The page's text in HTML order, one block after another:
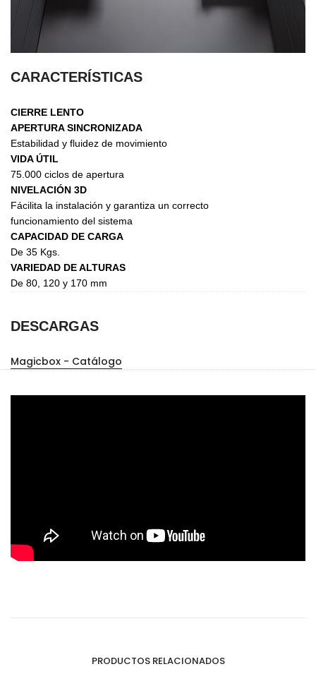
CARACTERÍSTICAS
CIERRE LENTO
APERTURA SINCRONIZADA
Estabilidad y fluidez de movimiento
VIDA ÚTIL
75.000 ciclos de apertura
NIVELACIÓN 3D
Fácilita la instalación y garantiza un correcto
funcionamiento del sistema
CAPACIDAD DE CARGA
De 35 Kgs.
VARIEDAD DE ALTURAS
De 80, 120 y 170 mm
DESCARGAS
Magicbox - Catálogo
PRODUCTOS RELACIONADOS